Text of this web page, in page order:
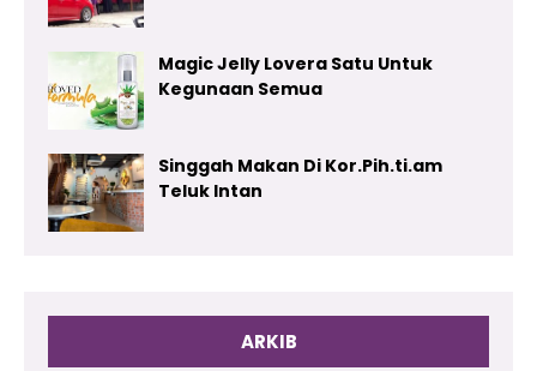
Magic Jelly Lovera Satu Untuk
Kegunaan Semua
Singgah Makan Di Kor.Pih.ti.am
Teluk Intan
ARKIB